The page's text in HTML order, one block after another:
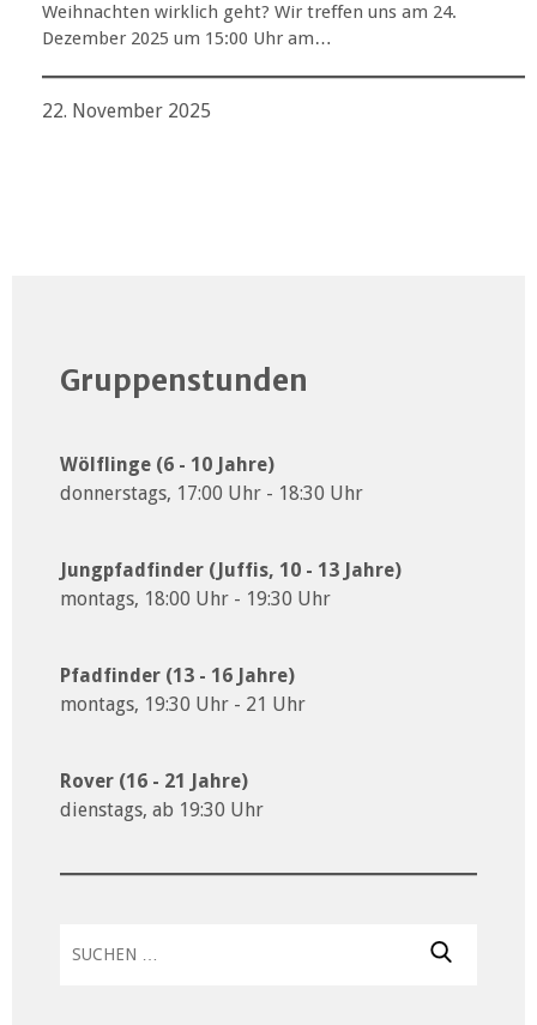
Weihnachten wirklich geht? Wir treffen uns am 24.
Dezember 2025 um 15:00 Uhr am…
22. November 2025
Gruppenstunden
Wölflinge (6 - 10 Jahre)
donnerstags, 17:00 Uhr - 18:30 Uhr
Jungpfadfinder (Juffis, 10 - 13 Jahre)
montags, 18:00 Uhr - 19:30 Uhr
Pfadfinder (13 - 16 Jahre)
montags, 19:30 Uhr - 21 Uhr
Rover (16 - 21 Jahre)
dienstags, ab 19:30 Uhr
nach: